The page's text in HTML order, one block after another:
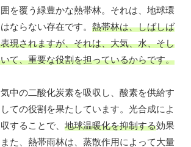
を覆う緑豊かな熱帯林。それは、地球環
ならない存在です。 熱帯林は、しばしば
現されますが、それは、大気、水、そし
て、重要な役割を担っているからです。
中の二酸化炭素を吸収し、酸素を供給す
ての役割を果たしています。光合成によ
することで、 地球温暖化を抑制する効果
た、熱帯雨林は、蒸散作用によって大量